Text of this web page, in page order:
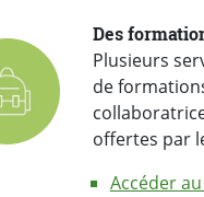
‏Des
Plusieurs
de
offertes par
Accéder